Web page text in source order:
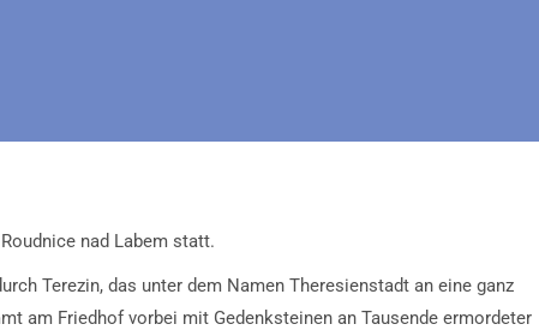
nad Labem statt.
Terezin, das unter dem Namen Theresienstadt an eine ganz
am Friedhof vorbei mit Gedenksteinen an Tausende ermordeter